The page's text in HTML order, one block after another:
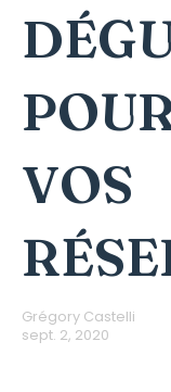
VOS
Grégory Castelli
sept. 2, 2020